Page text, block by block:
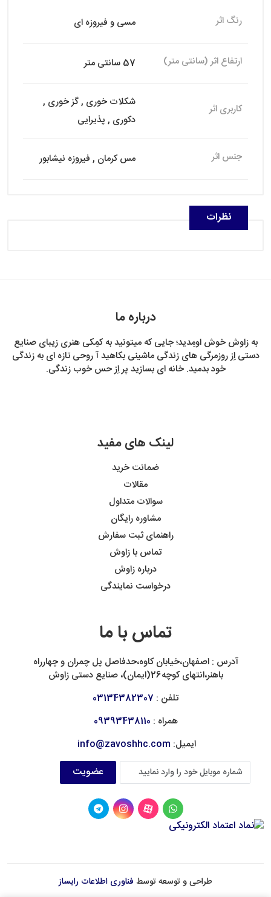
رنگ اثر مسی و فیروزه ای
ارتفاع اثر (سانتی متر) 57 سانتی متر
کاربری اثر
شکلات خوری , گز خوری ,
دکوری , پذیرایی
جنس اثر مس کرمان , فیروزه نیشابور
نظرات
درباره ما
به زاوش خوش اومِدید؛ جایی که میتونید به کمِکی هنری زیبای صنایع
دستی اِز روزمرگی های زندگی ماشینی بکاهید آ روحی تازه ای به زندگی
خود بدمید. خانه ای بسازید پر اِز حس خوب زندگی.
لینک های مفید
ضمانت خرید
مقالات
سوالات متداول
مشاوره رایگان
راهنمای ثبت سفارش
تماس با زاوش
درباره زاوش
درخواست نمایندگی
تماس با ما
آدرس : اصفهان،خیابان کاوه،حدفاصل پل چمران و چهارراه
باهنر،انتهای کوچه26(ایمان)، صنایع دستی زاوش
تلفن : 03134382307
همراه : 09393438110
ایمیل: info@zavoshhc.com
عضویت
طراحی و توسعه توسط فناوری اطلاعات رایساز